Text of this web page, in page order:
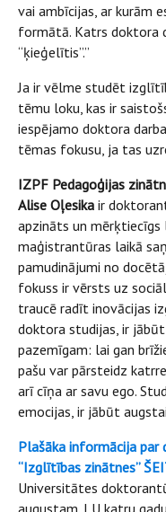
vai ambīcijas, ar kurām
formātā. Katrs doktora
“ķieģelītis”.”
Ja ir vēlme studēt
tēmu loku, kas ir
iespējamo doktora
tēmas fokusu, ja tas
IZPF Pedagoģijas
Alise Oļesika ir
apzināts un mērķtiecīgs
maģistrantūras laikā
pamudinājumi no
fokuss ir vērsts uz
traucē radīt inovācijas
doktora studijas, ir
pazemīgam: lai gan
pašu var pārsteidz
arī cīņa ar savu ego.
emocijas, ir jābūt
Plašāka informācija
“Izglītības zinātnes”
Universitātes
augustam. LU katru